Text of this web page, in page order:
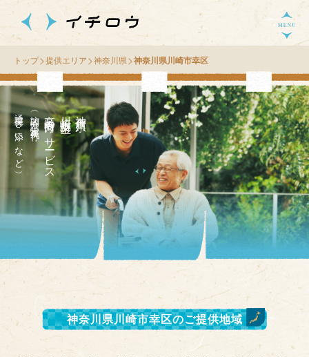
トップ 提供エリア 神奈川県 神奈川県川崎市幸区
神
奈
川
県
川
崎
市
幸
区
の
高齢者向け
サ
ー
ビス
（訪問介護・家事代行
通院付き添いなど）
神奈川県川崎市幸区のご提供地域